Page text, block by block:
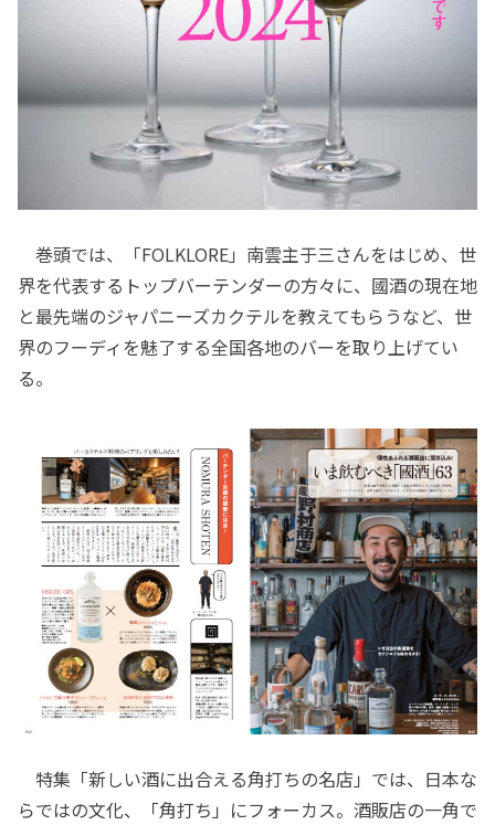
巻頭では、「FOLKLORE」南雲主于三さんをはじめ、世
界を代表するトップバーテンダーの方々に、國酒の現在地
と最先端のジャパニーズカクテルを教えてもらうなど、世
界のフーディを魅了する全国各地のバーを取り上げてい
る。
特集「新しい酒に出合える角打ちの名店」では、日本な
らではの文化、「角打ち」にフォーカス。酒販店の一角で